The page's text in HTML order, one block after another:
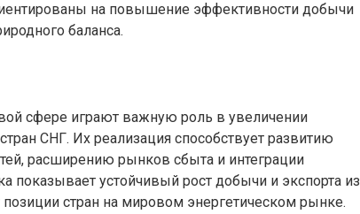
на повышение эффективности добычи
баланса.
сфере играют важную роль в увеличении
СНГ. Их реализация способствует развитию
расширению рынков сбыта и интеграции
показывает устойчивый рост добычи и экспорта из
стран на мировом энергетическом рынке.